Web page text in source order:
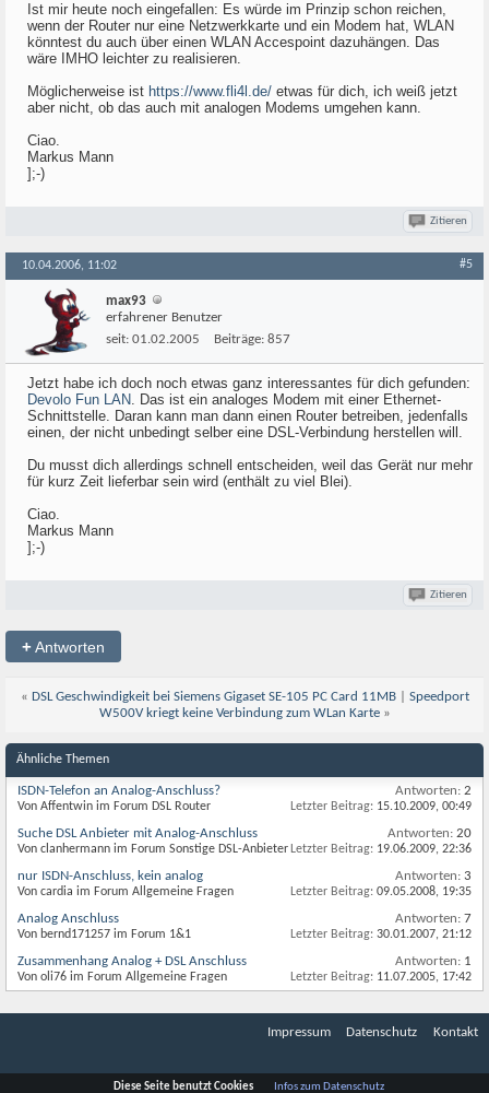
Ist mir heute noch eingefallen: Es würde im Prinzip schon reichen,
wenn der Router nur eine Netzwerkkarte und ein Modem hat, WLAN
könntest du auch über einen WLAN Accespoint dazuhängen. Das
wäre IMHO leichter zu realisieren.
Möglicherweise ist https://www.fli4l.de/ etwas für dich, ich weiß jetzt
aber nicht, ob das auch mit analogen Modems umgehen kann.
Ciao.
Markus Mann
];-)
Zitieren
10.04.2006, 11:02 #5
max93
erfahrener Benutzer
seit: 01.02.2005 Beiträge: 857
Jetzt habe ich doch noch etwas ganz interessantes für dich gefunden:
Devolo Fun LAN. Das ist ein analoges Modem mit einer Ethernet-
Schnittstelle. Daran kann man dann einen Router betreiben, jedenfalls
einen, der nicht unbedingt selber eine DSL-Verbindung herstellen will.
Du musst dich allerdings schnell entscheiden, weil das Gerät nur mehr
für kurz Zeit lieferbar sein wird (enthält zu viel Blei).
Ciao.
Markus Mann
];-)
Zitieren
+Antworten
« DSL Geschwindigkeit bei Siemens Gigaset SE-105 PC Card 11MB| Speedport
W500V kriegt keine Verbindung zum WLan Karte »
Ähnliche Themen
ISDN-Telefon an Analog-Anschluss?
Von Affentwin im Forum DSL Router
Antworten: 2
Letzter Beitrag: 15.10.2009, 00:49
Suche DSL Anbieter mit Analog-Anschluss
Von clanhermann im Forum Sonstige DSL-Anbieter
Antworten: 20
Letzter Beitrag: 19.06.2009, 22:36
nur ISDN-Anschluss, kein analog
Von cardia im Forum Allgemeine Fragen
Antworten: 3
Letzter Beitrag: 09.05.2008, 19:35
Analog Anschluss
Von bernd171257 im Forum 1&1
Antworten: 7
Letzter Beitrag: 30.01.2007, 21:12
Zusammenhang Analog + DSL Anschluss
Von oli76 im Forum Allgemeine Fragen
Antworten: 1
Letzter Beitrag: 11.07.2005, 17:42
Impressum Datenschutz Kontakt
Diese Seite benutzt Cookies Infos zum Datenschutz